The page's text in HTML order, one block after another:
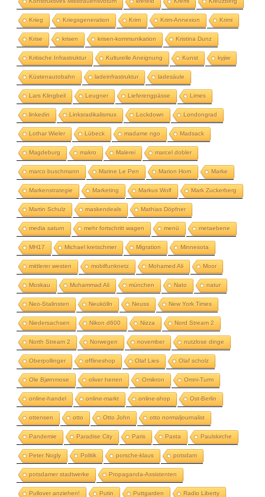
Krieg Kriegsgeneration Krim Krim-Annexion Krimi
Krise krisen krisen-kommunikation Kristina Dunz
Kritische Infrastruktur Kulturelle Aneignung Kunst kyjiw
Küstenautobahn ladeinfrastruktur ladesäule
Lars Klingbeil Leugner Lieferengpässe Limes
linkedin Linksradikalismus Lockdown Londongrad
Lothar Wieler Lübeck madame ngo Madsack
Magdeburg makro Malerei marcel dobler
marco buschmann Marine Le Pen Marion Horn Marke
Markenstrategie Marketing Markus Wolf Mark Zuckerberg
Martin Schulz maskendeals Mathias Döpfner
media saturn mehr fortschritt wagen menü metaebene
MH17 Michael kretschmer Migration Minnesota
mittlerer westen mobilfunknetz Mohamed Ali Moor
Moskau Muhammad Ali münchen Nato natur
Neo-Stalinsten Neukölln Neuss New York Times
Niedersachsen Nikon d600 Nizza Nord Stream 2
North Stream 2 Norwegen november nutzlose dinge
Oberpollinger offlineshop Olaf Lies Olaf scholz
Ole Bjørnmose oliver herren Omikron Omni-Turm
online-handel online-markt online-shop Ost-Berlin
ottensen otto Otto John otto normaljournalist
Pandemie Paradise City Paris Pasta Paulskirche
Peter Nogly Politik porsche-klaus potsdam
potsdamer stadtwerke Propaganda-Assistenten
Pullover anziehen! Putin Puttgarden Radio Liberty